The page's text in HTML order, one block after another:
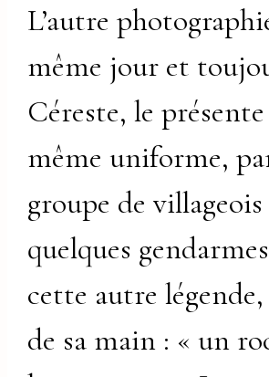
L’autre
même jour et
Céreste, le
même uniforme,
groupe de
quelques
cette autre
de sa main : « un